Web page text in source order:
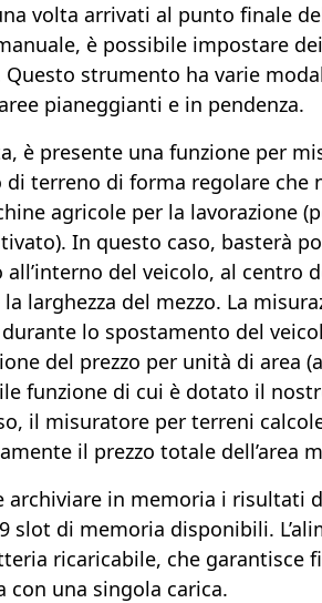
volta arrivati al punto finale
è possibile impostare
strumento ha varie
pianeggianti e in pendenza.
è presente una funzione per
terreno di forma regolare che
agricole per la lavorazione
In questo caso, basterà
del veicolo, al centro
larghezza del mezzo. La
lo spostamento del
del prezzo per unità di area
funzione di cui è dotato il
il misuratore per terreni
il prezzo totale dell’area
archiviare in memoria i risultati
slot di memoria disponibili.
ricaricabile, che garantisce
con una singola carica.